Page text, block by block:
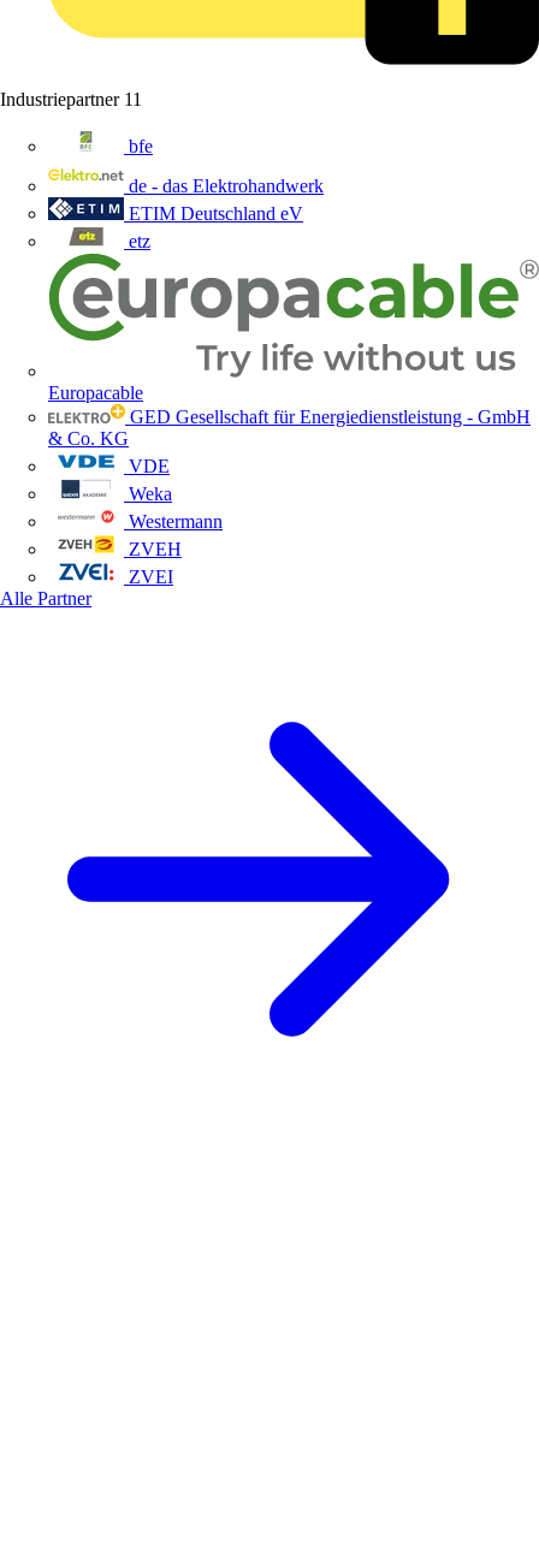
Industriepartner 11
bfe
de - das Elektrohandwerk
ETIM Deutschland eV
etz
Europacable
GED Gesellschaft für Energiedienstleistung - GmbH
& Co. KG
VDE
Weka
Westermann
ZVEH
ZVEI
Alle Partner